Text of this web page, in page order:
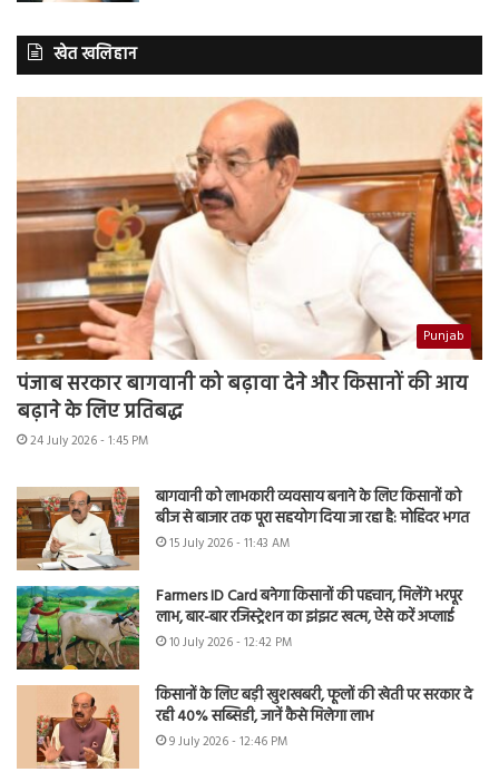
खेत खलिहान
Punjab
पंजाब सरकार बागवानी को बढ़ावा देने और किसानों की आय
बढ़ाने के लिए प्रतिबद्ध
24 July 2026 - 1:45 PM
बागवानी को लाभकारी व्यवसाय बनाने के लिए किसानों को
बीज से बाजार तक पूरा सहयोग दिया जा रहा है: मोहिंदर भगत
15 July 2026 - 11:43 AM
Farmers ID Card बनेगा किसानों की पहचान, मिलेंगे भरपूर
लाभ, बार-बार रजिस्ट्रेशन का झंझट खत्म, ऐसे करें अप्लाई
10 July 2026 - 12:42 PM
किसानों के लिए बड़ी खुशखबरी, फूलों की खेती पर सरकार दे
रही 40% सब्सिडी, जानें कैसे मिलेगा लाभ
9 July 2026 - 12:46 PM